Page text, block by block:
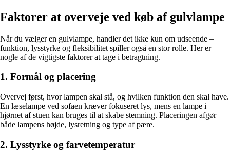
Faktorer at overveje ved køb af gulvlampe
Når du vælger en gulvlampe, handler det ikke kun om udseende –
funktion, lysstyrke og fleksibilitet spiller også en stor rolle. Her er
nogle af de vigtigste faktorer at tage i betragtning.
1. Formål og placering
Overvej først, hvor lampen skal stå, og hvilken funktion den skal have.
En læselampe ved sofaen kræver fokuseret lys, mens en lampe i
hjørnet af stuen kan bruges til at skabe stemning. Placeringen afgør
både lampens højde, lysretning og type af pære.
2. Lysstyrke og farvetemperatur